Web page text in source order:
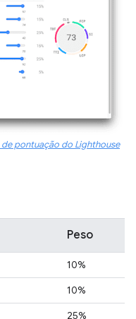
pontuação do Lighthouse
Peso
10%
10%
25%